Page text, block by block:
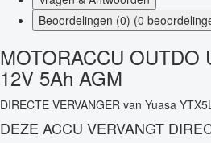
Beoordelingen (0) (0
MOTORACCU OUTDO
12V 5Ah AGM
DIRECTE VERVANGER van Yuasa
DEZE ACCU VERVANGT